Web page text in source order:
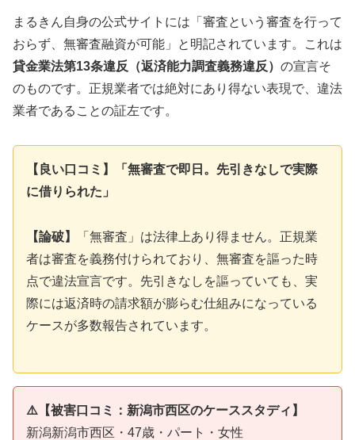
まるきん自身の公式サイトには「審査という審査を行って
おらず、無審査融資が可能」と明記されています。これは
貸金業法第13条違反（返済能力調査義務違反） の宣言そ
のものです。正規業者では絶対にあり得ない表現で、違法
業者であることの証左です。
【良い口コミ】「無審査で即日。先引きなしで実際
に借りられた」
【論破】
「無審査」は法律上あり得ません。正規業
者は審査を義務付けられており、無審査を謳った時
点で違法宣言です。先引きなしを謳っていても、実
際には返済時の請求額が膨らむ仕組みになっている
ケースが多数報告されています。
⚠️【被害口コミ：新潟市西区のケーススタディ】
新潟新潟市西区・47歳・パート・女性